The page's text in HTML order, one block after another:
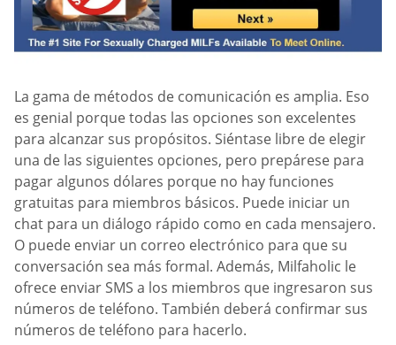
La gama de métodos de comunicación es amplia. Eso
es genial porque todas las opciones son excelentes
para alcanzar sus propósitos. Siéntase libre de elegir
una de las siguientes opciones, pero prepárese para
pagar algunos dólares porque no hay funciones
gratuitas para miembros básicos. Puede iniciar un
chat para un diálogo rápido como en cada mensajero.
O puede enviar un correo electrónico para que su
conversación sea más formal. Además, Milfaholic le
ofrece enviar SMS a los miembros que ingresaron sus
números de teléfono. También deberá confirmar sus
números de teléfono para hacerlo.